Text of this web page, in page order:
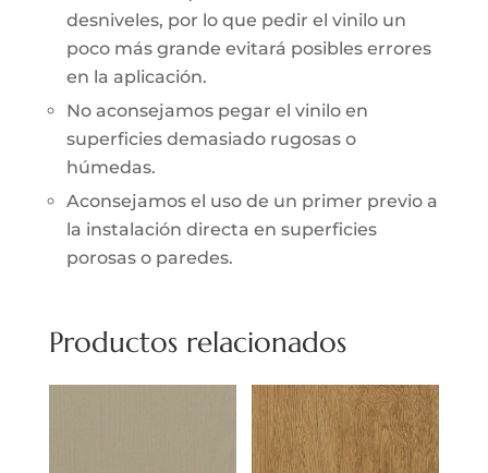
desniveles, por lo que pedir el vinilo un
poco más grande evitará posibles errores
en la aplicación.
No aconsejamos pegar el vinilo en
superficies demasiado rugosas o
húmedas.
Aconsejamos el uso de un primer previo a
la instalación directa en superficies
porosas o paredes.
Productos relacionados